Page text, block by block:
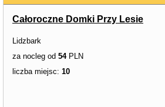
Całoroczne Domki Przy Lesie
Lidzbark
za nocleg od 54PLN
liczba miejsc: 10